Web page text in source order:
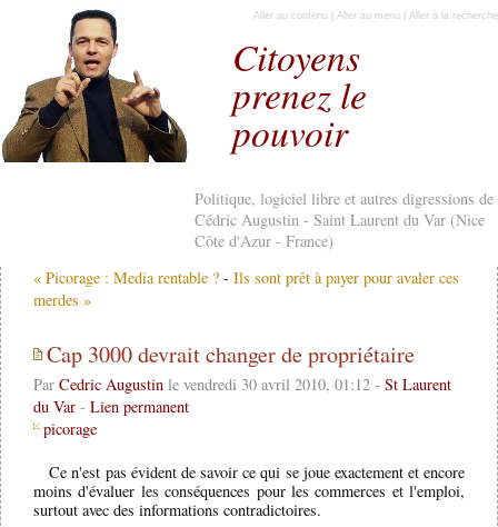
Citoyens
prenez le
pouvoir
Politique, logiciel libre et autres digressions de
Cédric Augustin - Saint Laurent du Var (Nice
Côte d'Azur - France)
Aller au contenu Aller au menu Aller à la recherche
« Picorage : Media rentable ? - Ils sont prêt à payer pour avaler ces
merdes »
Cap 3000 devrait changer de propriétaire
Par Cedric Augustinle vendredi 30 avril 2010, 01:12 - St Laurent
du Var- Lien permanent
picorage
Ce n'est pas évident de savoir ce qui se joue exactement et encore
moins d'évaluer les conséquences pour les commerces et l'emploi,
surtout avec des informations contradictoires.